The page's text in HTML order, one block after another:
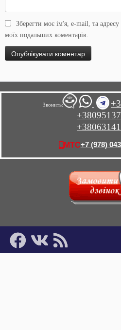
Зберегти моє ім'я, e-mail, та
моїх подальших коментарів.
Звонить:
МТС+7 (978)